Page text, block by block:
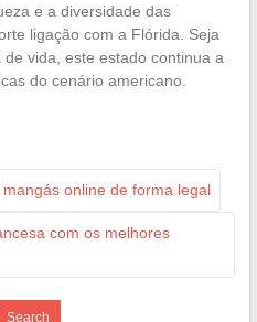
e a diversidade das
ligação com a Flórida. Seja
vida, este estado continua a
do cenário americano.
online de forma legal
com os melhores
Search